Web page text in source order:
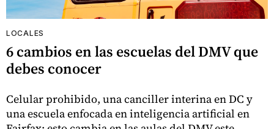
LOCALES
6 cambios en las escuelas del DMV que
debes conocer
Celular prohibido, una canciller interina en DC y
una escuela enfocada en inteligencia artificial en